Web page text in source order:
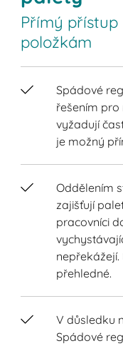
Přímý
položkám
Spádové
řešením
vyžadují
je možný
Oddělením
zajišťují
pracovníci
přehledné.
V důsledku
Spádové